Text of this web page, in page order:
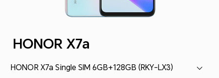
HONOR X7a
HONOR X7a Single SIM 6GB+128GB (RKY-LX3)